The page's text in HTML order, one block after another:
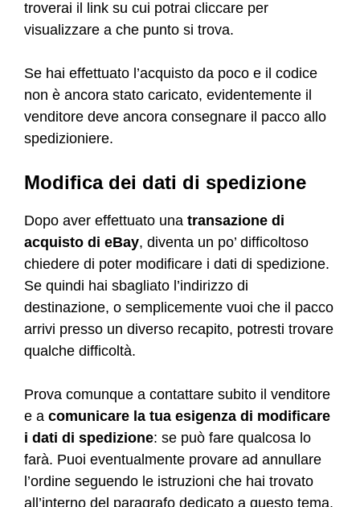
troverai il link su cui potrai cliccare per
visualizzare a che punto si trova.
Se hai effettuato l’acquisto da poco e il codice
non è ancora stato caricato, evidentemente il
venditore deve ancora consegnare il pacco allo
spedizioniere.
Modifica dei dati di spedizione
Dopo aver effettuato una transazione di
acquisto di eBay, diventa un po’ difficoltoso
chiedere di poter modificare i dati di spedizione.
Se quindi hai sbagliato l’indirizzo di
destinazione, o semplicemente vuoi che il pacco
arrivi presso un diverso recapito, potresti trovare
qualche difficoltà.
Prova comunque a contattare subito il venditore
e a comunicare la tua esigenza di modificare
i dati di spedizione: se può fare qualcosa lo
farà. Puoi eventualmente provare ad annullare
l’ordine seguendo le istruzioni che hai trovato
all’interno del paragrafo dedicato a questo tema.